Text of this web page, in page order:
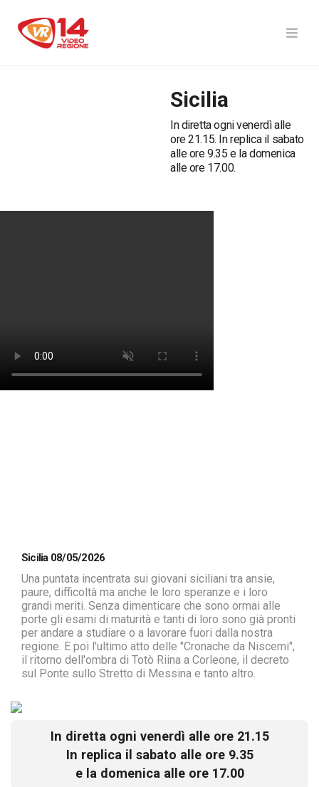
Sicilia
In diretta ogni venerdì alle
ore 21.15. In replica il sabato
alle ore 9.35 e la domenica
alle ore 17.00.
Sicilia 08/05/2026
Una puntata incentrata sui giovani siciliani tra ansie,
paure, difficoltà ma anche le loro speranze e i loro
grandi meriti. Senza dimenticare che sono ormai alle
porte gli esami di maturità e tanti di loro sono già pronti
per andare a studiare o a lavorare fuori dalla nostra
regione. E poi l'ultimo atto delle "Cronache da Niscemi",
il ritorno dell'ombra di Totò Riina a Corleone, il decreto
sul Ponte sullo Stretto di Messina e tanto altro.
In diretta ogni venerdì alle ore 21.15
In replica il sabato alle ore 9.35
e la domenica alle ore 17.00